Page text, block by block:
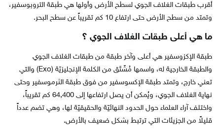
أقرب طبقات الغلاف الجوي لسطح الأرض وأولها هي طبقة التروبوسفير،
وتمتد من سطح الأرض حتى ارتفاع 10 كم تقريباً عن سطح البحر.
ما هي أعلى طبقات الغلاف الجوي ؟
طبقة الإكزوسفير هي أعلى وآخر طبقة من طبقات الغلاف الجوي
والطبقة الخارجية له، واسمها مُشّتَق من الكلمة الإنجليزيّة (Exo) والتي
تعني خارج، وتمتد طبقة الإكسوسفير من فوق طبقة الثرموسفير وحتى
نهاية الغلاف الجوي، ويُمكن أن يصل ارتفاعها إلى 64,400 كم تقريباً،
واختلف آراء العلماء حول الحدود النهائيّة والحقيقيّة لها، وهي تضم عدداً
قليلاً من الجزيئات التي ترتبط بشكل ضعيف بالأرض.